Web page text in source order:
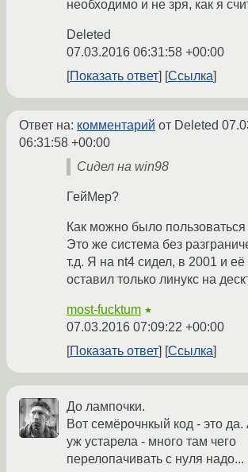
необходимо и не зря, как я
Deleted
07.03.2016 06:31:58 +00:00
Показать ответ
Ссылка
Ответ на: комментарий от Deleted
06:31:58 +00:00
Сидел на win98
ГейМер?
Как можно было
Это же система без
т.д. Я на nt4 сидел, в 2001 и её
оставил только линукс на
most-fucktum ★
07.03.2016 07:09:22 +00:00
Показать ответ
Ссылка
До лампочки.
Вот семёрочнкый код - это
уж устарела - много там чего
перелопачивать с нуля надо...